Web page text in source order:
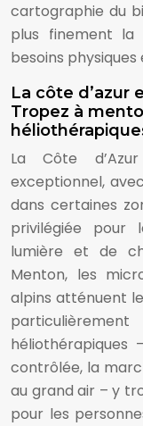
cartographie du
plus finement la
besoins
La côte d’azur
Tropez à
La Côte
exceptionnel,
dans certaines
privilégiée pour
lumière et de
Menton, les
alpins atténuent
héliothérapiques
contrôlée, la
au grand air – y
pour les